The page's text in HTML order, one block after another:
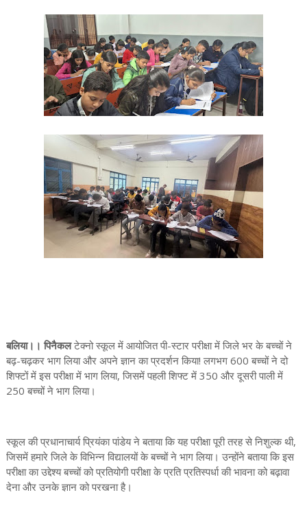
बलिया।। पिनैकलटेक्नो स्कूल में आयोजित पी-स्टार परीक्षा में जिले भर के बच्चों ने
बढ़-चढ़कर भाग लिया और अपने ज्ञान का प्रदर्शन किया! लगभग 600 बच्चों ने दो
शिफ्टों में इस परीक्षा में भाग लिया, जिसमें पहली शिफ्ट में 350 और दूसरी पाली में
250 बच्चों ने भाग लिया।
स्कूल की प्रधानाचार्य प्रियंका पांडेय ने बताया कि यह परीक्षा पूरी तरह से निशुल्क थी,
जिसमें हमारे जिले के विभिन्न विद्यालयों के बच्चों ने भाग लिया। उन्होंने बताया कि इस
परीक्षा का उद्देश्य बच्चों को प्रतियोगी परीक्षा के प्रति प्रतिस्पर्धा की भावना को बढ़ावा
देना और उनके ज्ञान को परखना है।